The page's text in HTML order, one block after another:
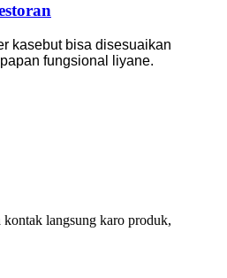
kasebut bisa disesuaikan
fungsional liyane.
langsung karo produk,